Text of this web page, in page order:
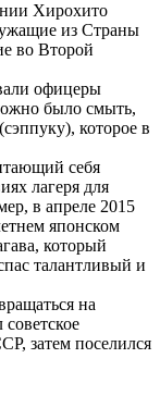
Хирохито
из Страны
во Второй
офицеры
было смыть,
которое в
себя
лагеря для
в апреле 2015
японском
который
талантливый и
на
затем поселился